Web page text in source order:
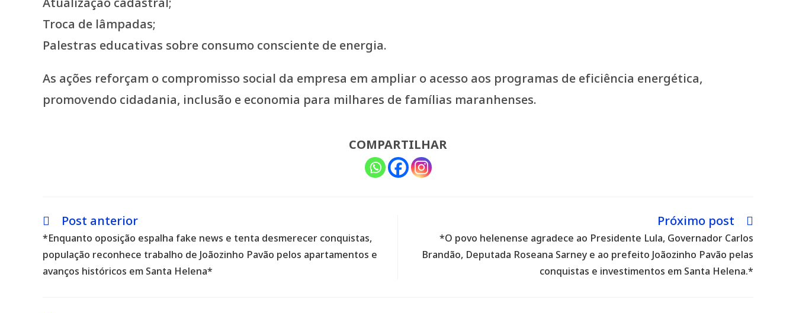
Troca de lâmpadas;
Palestras educativas sobre consumo consciente de energia.
As ações reforçam o compromisso social da empresa em ampliar o acesso aos programas de eficiência energética,
promovendo cidadania, inclusão e economia para milhares de famílias maranhenses.
COMPARTILHAR
Leia
artigos
Post anterior
*Enquanto oposição espalha fake news e tenta desmerecer conquistas,
população reconhece trabalho de Joãozinho Pavão pelos apartamentos e
avanços históricos em Santa Helena*
Próximo post
*O povo helenense agradece ao Presidente Lula, Governador Carlos
Brandão, Deputada Roseana Sarney e ao prefeito Joãozinho Pavão pelas
conquistas e investimentos em Santa Helena.*